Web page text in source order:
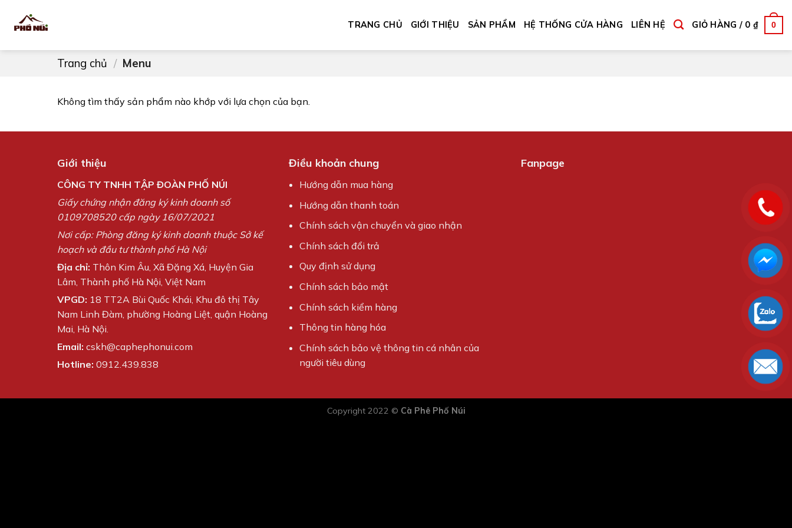
TRANG CHỦ GIỚI THIỆU SẢN PHẨM HỆ THỐNG CỬA HÀNG LIÊN HỆ GIỎ HÀNG / 0₫ 0
Trang chủ / Menu
Không tìm thấy sản phẩm nào khớp với lựa chọn của bạn.
Giới thiệu
CÔNG TY TNHH TẬP ĐOÀN PHỐ NÚI
Giấy chứng nhận đăng ký kinh doanh số
0109708520 cấp ngày 16/07/2021
Nơi cấp: Phòng đăng ký kinh doanh thuộc Sở kế
hoạch và đầu tư thành phố Hà Nội
Địa chỉ: Thôn Kim Âu, Xã Đặng Xá, Huyện Gia
Lâm, Thành phố Hà Nội, Việt Nam
VPGD: 18 TT2A Bùi Quốc Khái, Khu đô thị Tây
Nam Linh Đàm, phường Hoàng Liệt, quận Hoàng
Mai, Hà Nội.
Email: cskh@caphephonui.com
Hotline: 0912.439.838
Điều khoản chung
Hướng dẫn mua hàng
Hướng dẫn thanh toán
Chính sách vận chuyển và giao nhận
Chính sách đổi trả
Quy định sử dụng
Chính sách bảo mật
Chính sách kiểm hàng
Thông tin hàng hóa
Chính sách bảo vệ thông tin cá nhân của
người tiêu dùng
Fanpage
Copyright 2022 © Cà Phê Phố Núi